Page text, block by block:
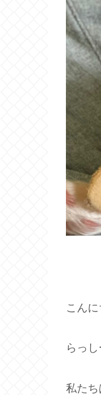
こんに
らっ
私たち